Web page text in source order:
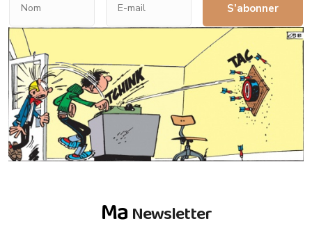
S’abonner
Ma Newsletter